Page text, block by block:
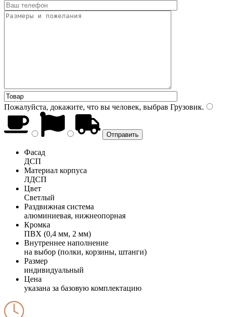
Пожалуйста, докажите, что вы человек, выбрав Грузовик.
Фасад
ДСП
Материал корпуса
ЛДСП
Цвет
Светлый
Раздвижная система
алюминиевая, нижнеопорная
Кромка
ПВХ (0,4 мм, 2 мм)
Внутреннее наполнение
на выбор (полки, корзины, штанги)
Размер
индивидуальный
Цена
указана за базовую комплектацию